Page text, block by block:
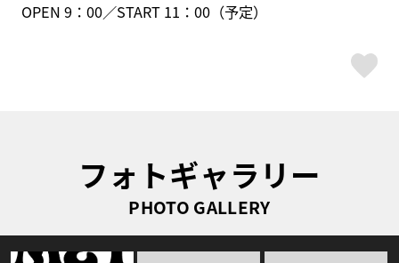
OPEN 9：00／START 11：00（予定）
フォトギャラリー
PHOTO GALLERY